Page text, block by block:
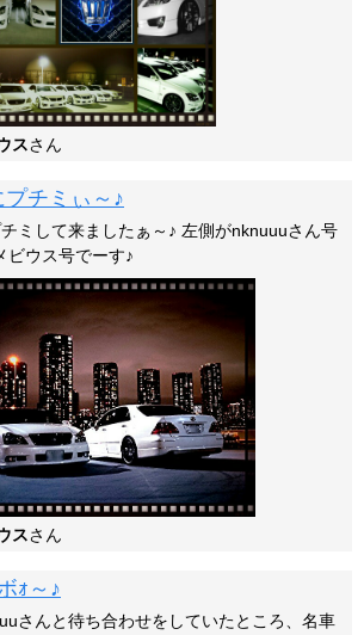
スさん
チミぃ～♪
ミして来ましたぁ～♪ 左側がnknuuuさん号
ビウス号でーす♪
スさん
ｫ～♪
さんと待ち合わせをしていたところ、名車